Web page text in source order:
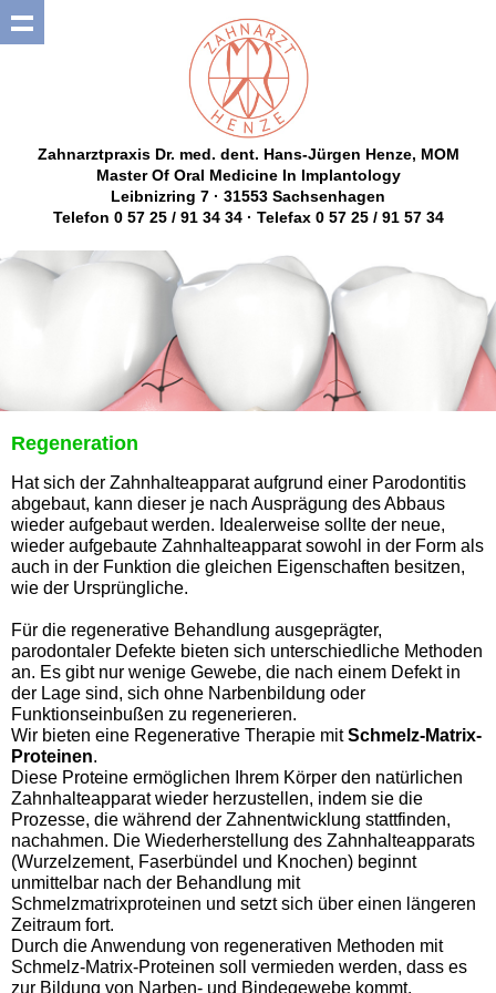
Zahnarztpraxis Dr. med. dent. Hans-Jürgen Henze, MOM
Master Of Oral Medicine In Implantology
Leibnizring 7 · 31553 Sachsenhagen
Telefon 0 57 25 / 91 34 34 · Telefax 0 57 25 / 91 57 34
Regeneration
Hat sich der Zahnhalteapparat aufgrund einer Parodontitis
abgebaut, kann dieser je nach Ausprägung des Abbaus
wieder aufgebaut werden. Idealerweise sollte der neue,
wieder aufgebaute Zahnhalteapparat sowohl in der Form als
auch in der Funktion die gleichen Eigenschaften besitzen,
wie der Ursprüngliche.
Für die regenerative Behandlung ausgeprägter,
parodontaler Defekte bieten sich unterschiedliche Methoden
an. Es gibt nur wenige Gewebe, die nach einem Defekt in
der Lage sind, sich ohne Narbenbildung oder
Funktionseinbußen zu regenerieren.
Wir bieten eine Regenerative Therapie mitSchmelz-Matrix-
Proteinen.
Diese Proteine ermöglichen Ihrem Körper den natürlichen
Zahnhalteapparat wieder herzustellen, indem sie die
Prozesse, die während der Zahnentwicklung stattfinden,
nachahmen. Die Wiederherstellung des Zahnhalteapparats
(Wurzelzement, Faserbündel und Knochen) beginnt
unmittelbar nach der Behandlung mit
Schmelzmatrixproteinen und setzt sich über einen längeren
Zeitraum fort.
Durch die Anwendung von regenerativen Methoden mit
Schmelz-Matrix-Proteinen soll vermieden werden, dass es
zur Bildung von Narben- und Bindegewebe kommt.